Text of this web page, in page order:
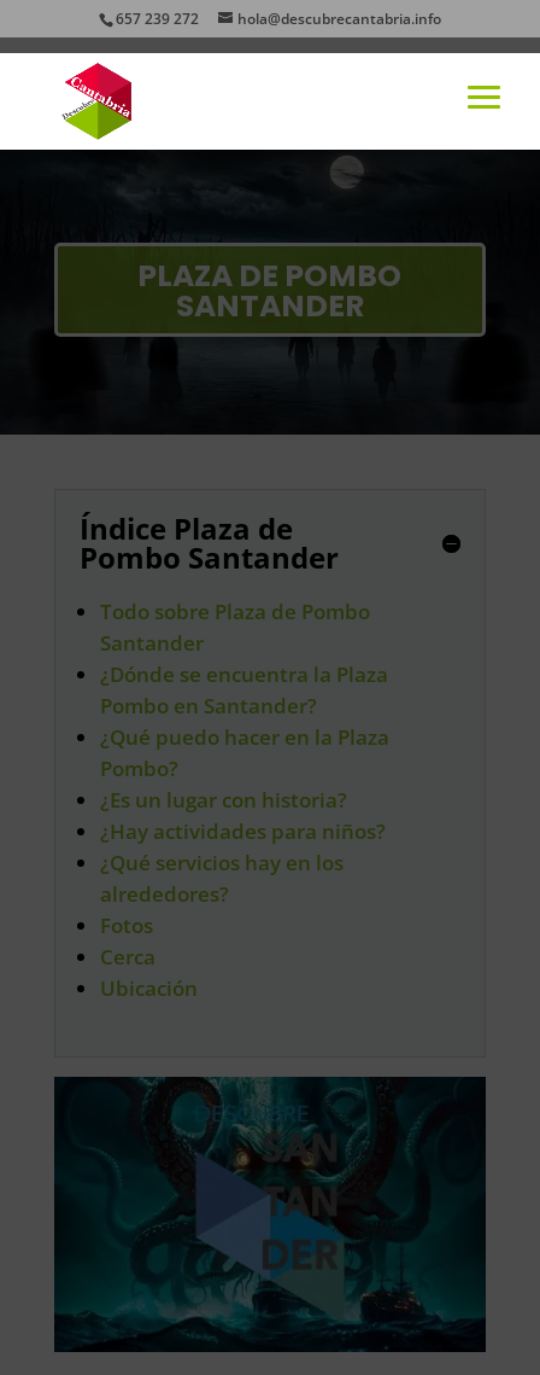
657 239 272 hola@descubrecantabria.info
PLAZA DE POMBO
SANTANDER
Índice Plaza de
Pombo Santander
Todo sobre Plaza de Pombo
Santander
¿Dónde se encuentra la Plaza
Pombo en Santander?
¿Qué puedo hacer en la Plaza
Pombo?
¿Es un lugar con historia?
¿Hay actividades para niños?
¿Qué servicios hay en los
alrededores?
Fotos
Cerca
Ubicación